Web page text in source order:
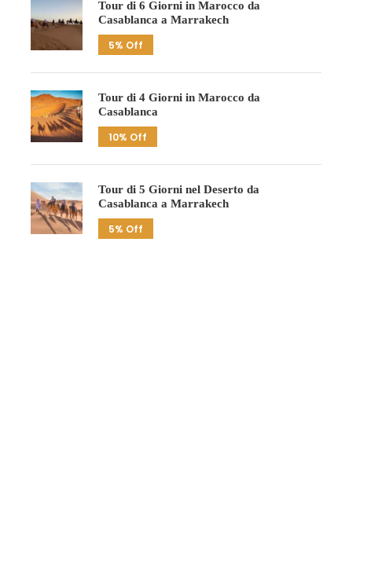
Tour di 6 Giorni in Marocco da
Casablanca a Marrakech
5% Off
Tour di 4 Giorni in Marocco da
Casablanca
10% Off
Tour di 5 Giorni nel Deserto da
Casablanca a Marrakech
5% Off